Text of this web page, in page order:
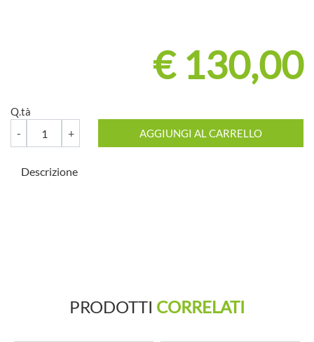
€ 130,00
Q.tà
AGGIUNGI AL CARRELLO
Descrizione
PRODOTTI CORRELATI